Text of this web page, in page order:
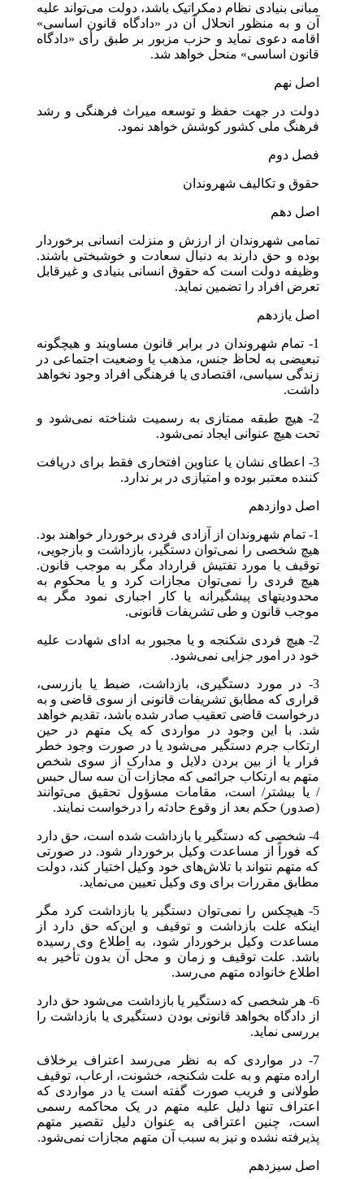
مبانی بنیادی نظام دمکراتیک باشد، دولت می‌تواند علیه
آن و به منظور انحلال آن در «دادگاه قانون اساسی»
اقامه دعوی نماید و حزب مزبور بر طبق رأی «دادگاه
قانون اساسی» منحل خواهد شد.
اصل نهم
دولت در جهت حفظ و توسعه میراث فرهنگی و رشد
فرهنگ ملی کشور کوشش خواهد نمود.
فصل دوم
حقوق و تکالیف شهروندان
اصل دهم
تمامی شهروندان از ارزش و منزلت انسانی برخوردار
بوده و حق دارند به دنبال سعادت و خوشبختی باشند.
وظیفه دولت است که حقوق انسانی بنیادی و غیرقابل
تعرض افراد را تضمین نماید.
اصل یازدهم
1- تمام شهروندان در برابر قانون مساویند و هیچگونه
تبعیضی به لحاظ جنس، مذهب یا وضعیت اجتماعی در
زندگی سیاسی، اقتصادی یا فرهنگی افراد وجود نخواهد
داشت.
2- هیچ طبقه ممتازی به رسمیت شناخته نمی‌شود و
تحت هیچ عنوانی ایجاد نمی‌شود.
3- اعطای نشان یا عناوین افتخاری فقط برای دریافت
کننده معتبر بوده و امتیازی در بر ندارد.
اصل دوازدهم
1- تمام شهروندان از آزادی فردی برخوردار خواهند بود.
هیچ شخصی را نمی‌توان دستگیر، بازداشت و بازجویی،
توقیف یا مورد تفتیش قرارداد مگر به موجب قانون.
هیچ فردی را نمی‌توان مجازات کرد و یا محکوم به
محدودیتهای پیشگیرانه یا کار اجباری نمود مگر به
موجب قانون و طی تشریفات قانونی.
2- هیچ فردی شکنجه و یا مجبور به ادای شهادت علیه
خود در امور جزایی نمی‌شود.
3- در مورد دستگیری، بازداشت، ضبط یا بازرسی،
قراری که مطابق تشریفات قانونی از سوی قاضی و به
درخواست قاضی تعقیب صادر شده باشد، تقدیم خواهد
شد. با این وجود در مواردی که یک متهم در حین
ارتکاب جرم دستگیر می‌شود یا در صورت وجود خطر
فرار یا از بین بردن دلایل و مدارک از سوی شخص
متهم به ارتکاب جرائمی که مجازات آن سه سال حبس
/ یا بیشتر/ است، مقامات مسؤول تحقیق می‌توانند
(صدور) حکم بعد از وقوع حادثه را درخواست نمایند.
4- شخصی که دستگیر یا بازداشت شده است، حق دارد
که فوراً از مساعدت وکیل برخوردار شود. در صورتی
که متهم نتواند با تلاش‌های خود وکیل اختیار کند، دولت
مطابق مقررات برای وی وکیل تعیین می‌نماید.
5- هیچکس را نمی‌توان دستگیر یا بازداشت کرد مگر
اینکه علت بازداشت و توقیف و این‌که حق دارد از
مساعدت وکیل برخوردار شود، به اطلاع وی رسیده
باشد. علت توقیف و زمان و محل آن بدون تأخیر به
اطلاع خانواده متهم می‌رسد.
6- هر شخصی که دستگیر یا بازداشت می‌شود حق دارد
از دادگاه بخواهد قانونی بودن دستگیری یا بازداشت را
بررسی نماید.
7- در مواردی که به نظر می‌رسد اعتراف برخلاف
اراده متهم و به علت شکنجه، خشونت، ارعاب، توقیف
طولانی و فریب صورت گفته است یا در مواردی که
اعتراف تنها دلیل علیه متهم در یک محاکمه رسمی
است، چنین اعترافی به عنوان دلیل تقصیر متهم
پذیرفته نشده و نیز به سبب آن متهم مجازات نمی‌شود.
اصل سیزدهم